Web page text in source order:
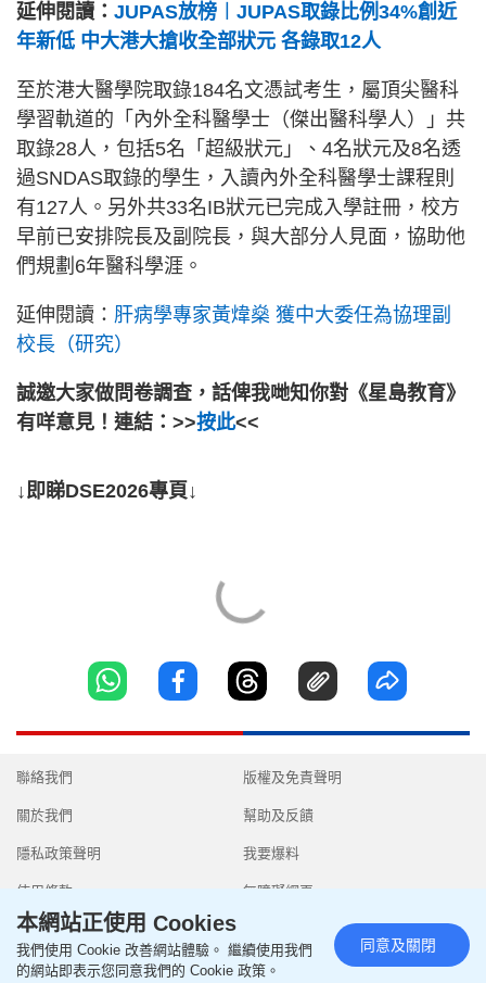
延伸閱讀： JUPAS放榜︱JUPAS取錄比例34%創近
年新低 中大港大搶收全部狀元 各錄取12人
至於港大醫學院取錄184名文憑試考生，屬頂尖醫科
學習軌道的「內外全科醫學士（傑出醫科學人）」共
取錄28人，包括5名「超級狀元」、4名狀元及8名透
過SNDAS取錄的學生，入讀內外全科醫學士課程則
有127人。另外共33名IB狀元已完成入學註冊，校方
早前已安排院長及副院長，與大部分人見面，協助他
們規劃6年醫科學涯。
延伸閱讀： 肝病學專家黃煒燊 獲中大委任為協理副
校長（研究）
誠邀大家做問卷調查，話俾我哋知你對《星島教育》
有咩意見！連結：>>按此<<
↓即睇DSE2026專頁↓
聯絡我們
關於我們
隱私政策聲明
使用條款
版權及免責聲明
幫助及反饋
我要爆料
無障礙網頁
Copyright © 2026 SingTao Ltd.All rights reserved.
本網站正使用 Cookies
我們使用 Cookie 改善網站體驗。 繼續使用我們
的網站即表示您同意我們的 Cookie 政策。
同意及關閉